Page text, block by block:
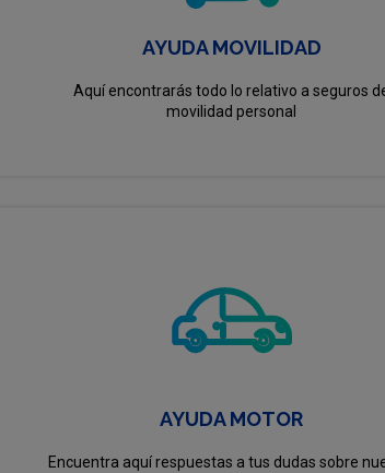
AYUDA MOVILIDAD
Aquí encontrarás todo lo relativo a seguros
movilidad personal
AYUDA MOTOR
Encuentra aquí respuestas a tus dudas sobre